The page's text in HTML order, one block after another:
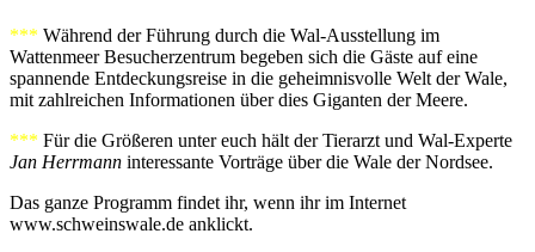
*** Während der Führung durch die Wal-Ausstellung im
Wattenmeer Besucherzentrum begeben sich die Gäste auf eine
spannende Entdeckungsreise in die geheimnisvolle Welt der Wale,
mit zahlreichen Informationen über dies Giganten der Meere.
*** Für die Größeren unter euch hält der Tierarzt und Wal-Experte
Jan Herrmann interessante Vorträge über die Wale der Nordsee.
Das ganze Programm findet ihr, wenn ihr im Internet
www.schweinswale.de anklickt.